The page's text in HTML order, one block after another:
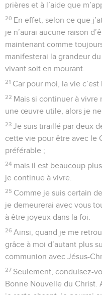
prières et à l’aide que
20 En effet, selon ce que
je n’aurai aucune raison
maintenant comme
manifesterai la grandeur
vivant soit en mourant.
21 Car pour moi, la vie
22 Mais si continuer à vivre
une œuvre utile, alors je ne
23 Je suis tiraillé par deux
cette vie pour être avec le
préférable ;
24 mais il est beaucoup
je continue à vivre.
25 Comme je suis certain
je demeurerai avec vous
à être joyeux dans la foi.
26 Ainsi, quand je me
grâce à moi d’autant plus
communion avec Jésus-
27 Seulement, conduisez-
Bonne Nouvelle du Christ.